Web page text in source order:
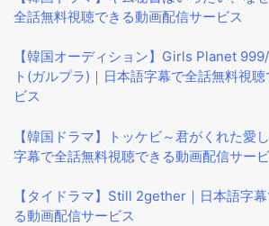
全話無料視聴できる動画配信サービス
【韓国オーディション】Girls Planet
ト(ガルプラ)｜日本語字幕で全話無料視
ビス
【韓国ドラマ】トッケビ～君がくれた愛
字幕で全話無料視聴できる動画配信サー
【タイドラマ】Still 2gether｜日本語字
る動画配信サービス